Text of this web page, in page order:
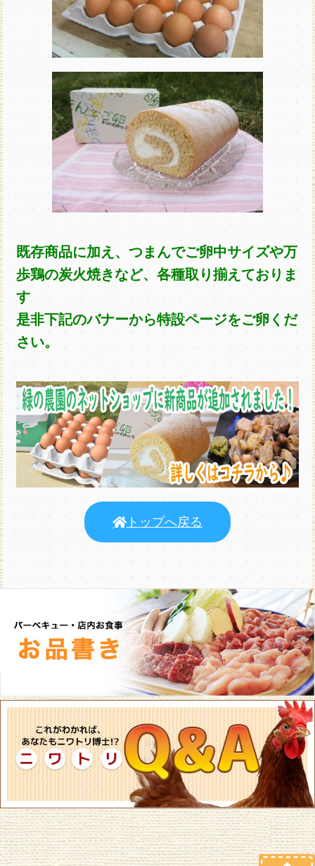
既存商品に加え、つまんでご卵中サイズや万
歩鶏の炭火焼きなど、各種取り揃えておりま
す
是非下記のバナーから特設ページをご卵くだ
さい。
トップへ戻る